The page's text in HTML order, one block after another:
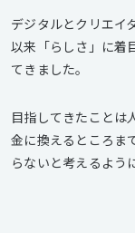
デジタルとクリエイ
以来「らしさ」に着
てきました。
目指してきたことは
金に換えるところま
らないと考えるよう